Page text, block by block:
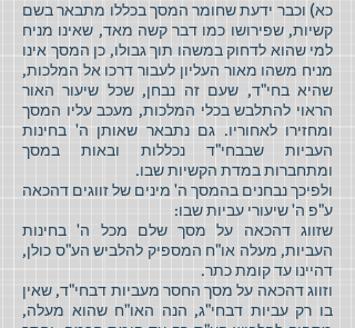
כא) וכבר ידעת שחומר המסך בכללו מתבאר בשם
קשיות, שפירושו כמו דבר קשה מאד, שאינו מניח
למי שהוא לדחוק במשהו תוך גבולו, כן המסך אינו
מניח משהו מאור העליון לעבור דרכו אל המלכות,
שהיא בחי"ד, שעם זה נבחן, שכל שיעור האור
הראוי להתלבש בכלי המלכות, מעכב עליו המסך
ומחזירו לאחוריו. גם נתבאר שאותן ה' בחינות
העביות שבבחי"ד נכללות ובאות במסך
ומתחברות במדת הקשיות שבו.
ולפיכך נבחנים בהמסך ה' מינים של זווגים דהכאה
ע"פ ה' שיעורי עביות שבו:
שזווג דהכאה על מסך שלם מכל ה' בחינות
העביות, מעלה או"ח המספיק להלביש הע"ס כולן,
דהיינו עד קומת כתר.
וזווג דהכאה על מסך החסר מעביות דבחי"ד, שאין
בו רק עביות דבחי"ג, הנה האו"ח שהוא מעלה,